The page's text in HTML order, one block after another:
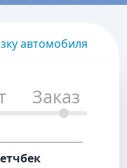
автомобиля
Заказ